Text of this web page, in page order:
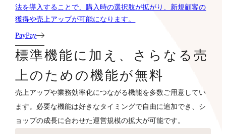
法を導入することで、購入時の選択肢が拡がり、新規顧客の
獲得や売上アップが可能になります。
PayPay
標準機能に加え、さらなる売
上のための機能が無料
売上アップや業務効率化につながる機能を多数ご用意してい
ます。必要な機能は好きなタイミングで自由に追加でき、シ
ョップの成長に合わせた運営規模の拡大が可能です。